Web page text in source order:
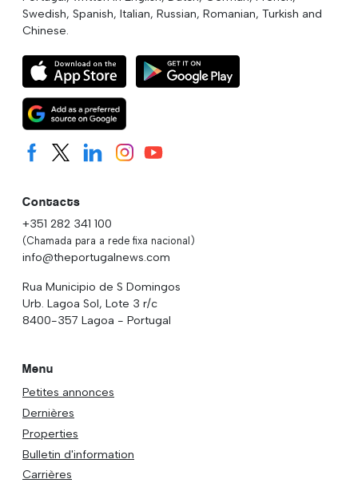
Swedish, Spanish, Italian, Russian, Romanian, Turkish and
Chinese.
Contacts
+351 282 341 100
(Chamada para a rede fixa nacional)
info@theportugalnews.com
Rua Municipio de S Domingos
Urb. Lagoa Sol, Lote 3 r/c
8400-357 Lagoa - Portugal
Menu
Petites annonces
Dernières
Properties
Bulletin d'information
Carrières